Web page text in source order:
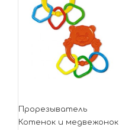
Прорезыватель
Котенок и медвежонок